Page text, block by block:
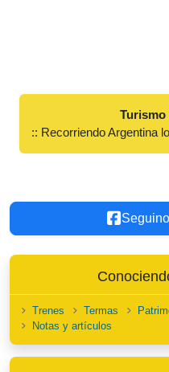
Turismo
:: Recorriendo Argentina
Trenes Termas
Notas y artículos